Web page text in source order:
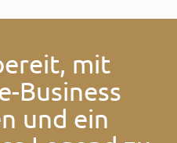
mit
Business
und ein